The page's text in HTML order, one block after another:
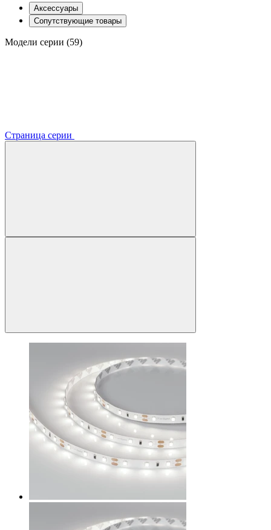
Аксессуары
Сопутствующие товары
Модели серии (59)
Страница серии